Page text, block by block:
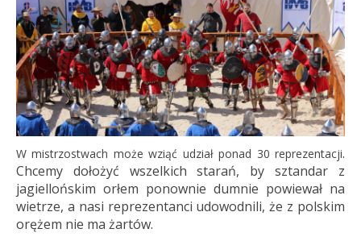
W mistrzostwach może wziąć udział ponad 30 reprezentacji.
Chcemy dołożyć wszelkich starań, by sztandar z
jagiellońskim orłem ponownie dumnie powiewał na
wietrze, a nasi reprezentanci udowodnili, że z polskim
orężem nie ma żartów.